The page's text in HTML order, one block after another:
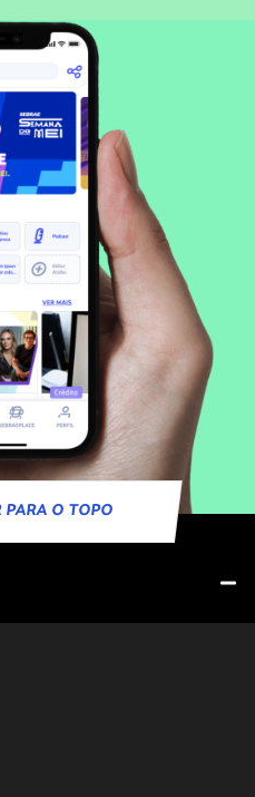
PARA O TOPO